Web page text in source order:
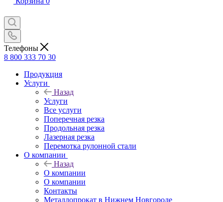
Телефоны
8 800 333 70 30
Продукция
Услуги
Назад
Услуги
Все услуги
Поперечная резка
Продольная резка
Лазерная резка
Перемотка рулонной стали
О компании
Назад
О компании
О компании
Контакты
Металлопрокат в Нижнем Новгороде